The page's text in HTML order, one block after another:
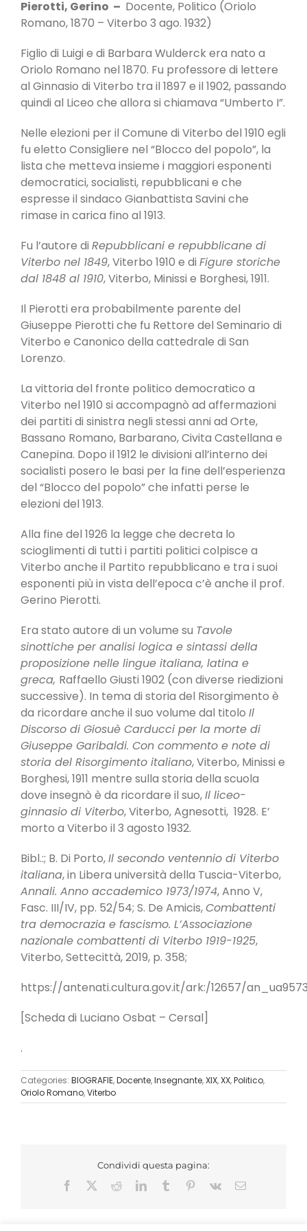
Pierotti, Gerino – Docente, Politico (Oriolo
Romano, 1870 – Viterbo 3 ago. 1932)
Figlio di Luigi e di Barbara Wulderck era nato a
Oriolo Romano nel 1870. Fu professore di lettere
al Ginnasio di Viterbo tra il 1897 e il 1902, passando
quindi al Liceo che allora si chiamava “Umberto I”.
Nelle elezioni per il Comune di Viterbo del 1910 egli
fu eletto Consigliere nel “Blocco del popolo”, la
lista che metteva insieme i maggiori esponenti
democratici, socialisti, repubblicani e che
espresse il sindaco Gianbattista Savini che
rimase in carica fino al 1913.
Fu l’autore di Repubblicani e repubblicane di
Viterbo nel 1849, Viterbo 1910 e di Figure storiche
dal 1848 al 1910, Viterbo, Minissi e Borghesi, 1911.
Il Pierotti era probabilmente parente del
Giuseppe Pierotti che fu Rettore del Seminario di
Viterbo e Canonico della cattedrale di San
Lorenzo.
La vittoria del fronte politico democratico a
Viterbo nel 1910 si accompagnò ad affermazioni
dei partiti di sinistra negli stessi anni ad Orte,
Bassano Romano, Barbarano, Civita Castellana e
Canepina. Dopo il 1912 le divisioni all’interno dei
socialisti posero le basi per la fine dell’esperienza
del “Blocco del popolo” che infatti perse le
elezioni del 1913.
Alla fine del 1926 la legge che decreta lo
scioglimenti di tutti i partiti politici colpisce a
Viterbo anche il Partito repubblicano e tra i suoi
esponenti più in vista dell’epoca c’è anche il prof.
Gerino Pierotti.
Era stato autore di un volume su Tavole
sinottiche per analisi logica e sintassi della
proposizione nelle lingue italiana, latina e
greca, Raffaello Giusti 1902 (con diverse riedizioni
successive). In tema di storia del Risorgimento è
da ricordare anche il suo volume dal titolo Il
Discorso di Giosuè Carducci per la morte di
Giuseppe Garibaldi. Con commento e note di
storia del Risorgimento italiano, Viterbo, Minissi e
Borghesi, 1911 mentre sulla storia della scuola
dove insegnò è da ricordare il suo,Il liceo-
ginnasio di Viterbo, Viterbo, Agnesotti, 1928. E’
morto a Viterbo il 3 agosto 1932.
Bibl.:; B. Di Porto,Il secondo ventennio di Viterbo
italiana, in Libera università della Tuscia-Viterbo,
Annali. Anno accademico 1973/1974, Anno V,
Fasc. III/IV, pp. 52/54; S. De Amicis,Combattenti
tra democrazia e fascismo. L’Associazione
nazionale combattenti di Viterbo 1919-1925,
Viterbo, Settecittà, 2019, p. 358;
https://antenati.cultura.gov.it/ark:/12657/
[Scheda di Luciano Osbat – Cersal]
.
Categories: BIOGRAFIE,Docente,Insegnante,XIX,XX,Politico,
Oriolo Romano,Viterbo
Condividi questa pagina:
Facebook
RedditLinkedInTumblr Pinterest
Vk Email